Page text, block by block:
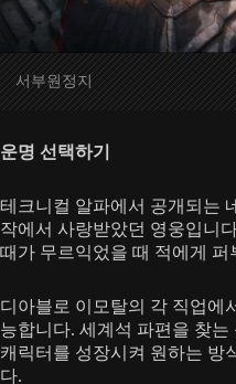
서부원정지
운명 선택하기
테크니컬 알파에서 공개되는
작에서 사랑받았던 영웅입니
때가 무르익었을 때 적에게
디아블로 이모탈의 각 직업에
능합니다. 세계석 파편을 찾
캐릭터를 성장시켜 원하는 방
다.